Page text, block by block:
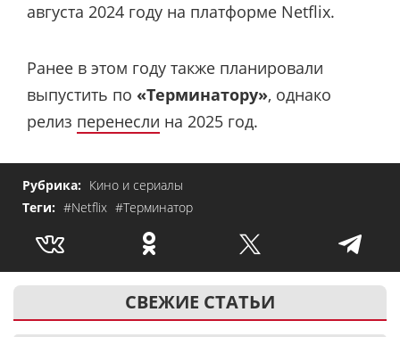
августа 2024 году на платформе Netflix.
Ранее в этом году также планировали
выпустить по «Терминатору», однако
релиз перенесли на 2025 год.
Рубрика: Кино и сериалы
Теги: #Netflix #Терминатор
СВЕЖИЕ СТАТЬИ